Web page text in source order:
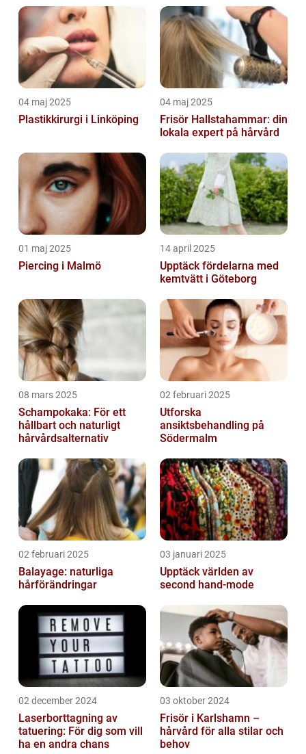
04 maj 2025
Plastikkirurgi i Linköping
04 maj 2025
Frisör Hallstahammar: din
lokala expert på hårvård
01 maj 2025
Piercing i Malmö
14 april 2025
Upptäck fördelarna med
kemtvätt i Göteborg
08 mars 2025
Schampokaka: För ett
hållbart och naturligt
hårvårdsalternativ
02 februari 2025
Utforska
ansiktsbehandling på
Södermalm
02 februari 2025
Balayage: naturliga
hårförändringar
03 januari 2025
Upptäck världen av
second hand-mode
02 december 2024
Laserborttagning av
tatuering: För dig som vill
ha en andra chans
03 oktober 2024
Frisör i Karlshamn –
hårvård för alla stilar och
behov